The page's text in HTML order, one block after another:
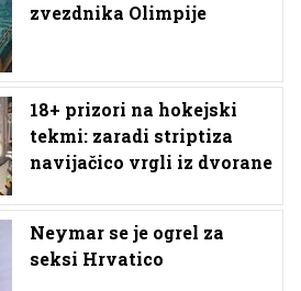
zvezdnika Olimpije
18+ prizori na hokejski
tekmi: zaradi striptiza
navijačico vrgli iz dvorane
Neymar se je ogrel za
seksi Hrvatico